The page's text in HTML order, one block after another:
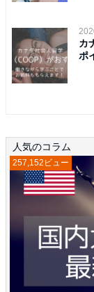
カ
ポ
人気のコラム
257,152ビュー